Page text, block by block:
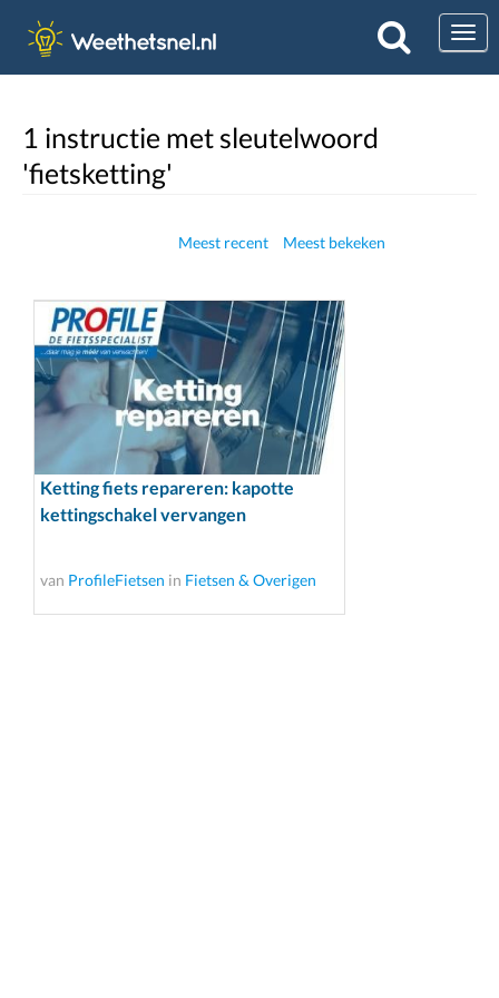
1 instructie met sleutelwoord
'fietsketting'
Meest recent Meest bekeken
Ketting fiets repareren: kapotte
kettingschakel vervangen
van ProfileFietsen in Fietsen & Overigen